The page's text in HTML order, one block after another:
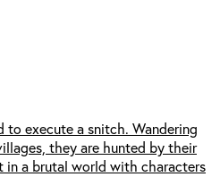
to execute a snitch. Wandering
they are hunted by their
in a brutal world with characters